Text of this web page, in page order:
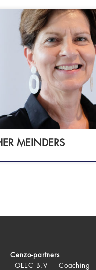
coaching & therapy
Tevens
locaties
NOBCO - EMCC EIA
Institute -
werken - Academie
Werk Master Voice
Mijn naam is Esther
coach […]
MEINDERS
Cenzo-partners
- OEEC B.V. - Coaching